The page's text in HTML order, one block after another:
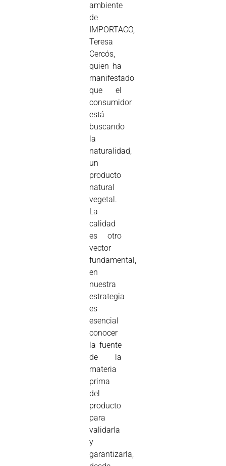
ambiente
de
IMPORTACO,
Teresa
Cercós,
quien ha
manifestado
que el
consumidor
está
buscando
la
naturalidad,
un
producto
natural
vegetal.
La
calidad
es otro
vector
fundamental,
en
nuestra
estrategia
es
esencial
conocer
la fuente
de la
materia
prima
del
producto
para
validarla
y
garantizarla,